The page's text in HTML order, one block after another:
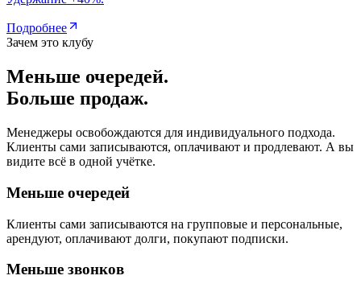
Подробнее
Зачем это клубу
Меньше очередей.
Больше продаж.
Менеджеры освобождаются для индивидуального подхода.
Клиенты сами записываются, оплачивают и продлевают. А вы
видите всё в одной учётке.
Меньше очередей
Клиенты сами записываются на групповые и персональные,
арендуют, оплачивают долги, покупают подписки.
Меньше звонков